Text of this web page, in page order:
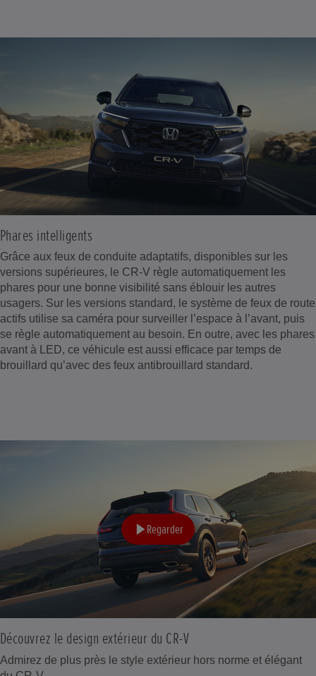
Phares intelligents
Grâce aux feux de conduite adaptatifs, disponibles sur les
versions supérieures, le CR-V règle automatiquement les
phares pour une bonne visibilité sans éblouir les autres
usagers. Sur les versions standard, le système de feux de route
actifs utilise sa caméra pour surveiller l’espace à l’avant, puis
se règle automatiquement au besoin. En outre, avec les phares
avant à LED, ce véhicule est aussi efficace par temps de
brouillard qu’avec des feux antibrouillard standard.
Regarder
Découvrez le design extérieur du CR-V
Admirez de plus près le style extérieur hors norme et élégant